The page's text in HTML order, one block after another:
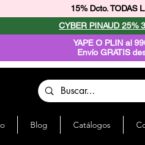
15% Dcto. TODAS
CYBER PINAUD 25%
YAPE O PLIN al
Envío GRATIS
Blog Catálogos